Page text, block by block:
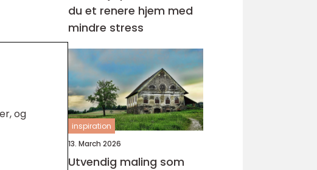
og
du et renere hjem med
mindre stress
inspiration
13. March 2026
Utvendig maling som